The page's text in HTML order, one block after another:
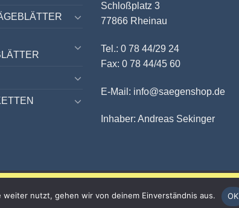
31.08.2026 mit dem Gutscheincode SOMMER26
Schloßplatz 3
77866 Rheinau
Tel.: 0 78 44/29 24
Fax: 0 78 44/45 60
E-Mail: info@saegenshop.de
Inhaber: Andreas Sekinger
nutzt, gehen wir von deinem Einverständnis aus. OK